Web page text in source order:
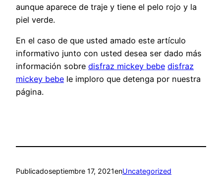
aunque aparece de traje y tiene el pelo rojo y la
piel verde.
En el caso de que usted amado este artículo
informativo junto con usted desea ser dado más
información sobre disfraz mickey bebe disfraz
mickey bebe le imploro que detenga por nuestra
página.
Publicadoseptiembre 17, 2021enUncategorized